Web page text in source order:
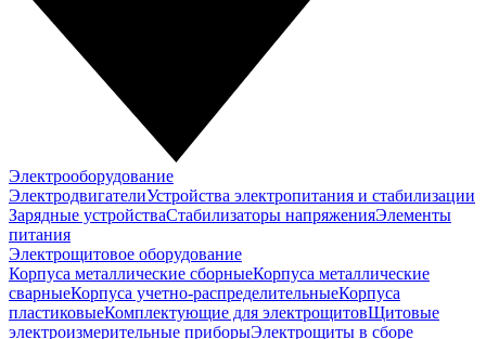
Электрооборудование
ЭлектродвигателиУстройства электропитания и стабилизации
Зарядные устройстваСтабилизаторы напряженияЭлементы
питания
Электрощитовое оборудование
Корпуса металлические сборныеКорпуса металлические
сварныеКорпуса учетно-распределительныеКорпуса
пластиковыеКомплектующие для электрощитовЩитовые
электроизмерительные приборыЭлектрощиты в сборе